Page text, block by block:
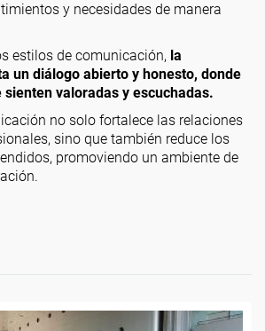
y necesidades de manera
estilos de comunicación, la
un diálogo abierto y honesto, donde
valoradas y escuchadas.
no solo fortalece las relaciones
sino que también reduce los
promoviendo un ambiente de